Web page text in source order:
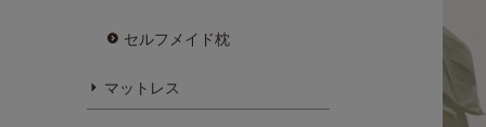
セルフメイド枕
マットレス